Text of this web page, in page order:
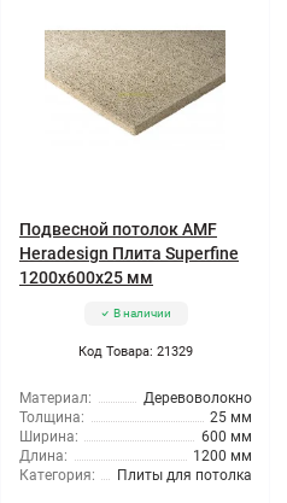
Подвесной потолок AMF
Heradesign Плита Superfine
1200x600x25 мм
В наличии
Код Товара: 21329
Материал:
Деревоволокно
Толщина:
25 мм
Ширина:
600 мм
Длина:
1200 мм
Категория:
Плиты для потолка